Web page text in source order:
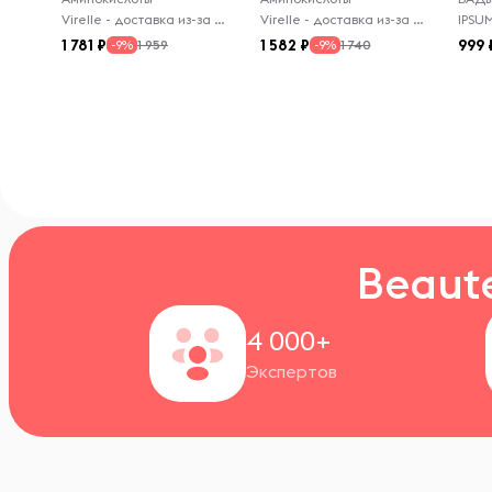
Virelle - доставка из-за рубежа
1 781 -9% 1 959
Virelle - доставка из-за рубежа
1 582 -9% 1 740 999
4 000+
Экспертов